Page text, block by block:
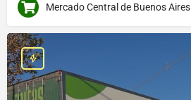
Mercado Central de Buenos Aires